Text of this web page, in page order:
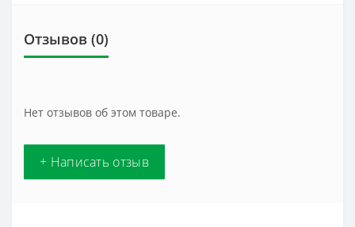
Отзывов (0)
Нет отзывов об этом товаре.
+ Написать отзыв